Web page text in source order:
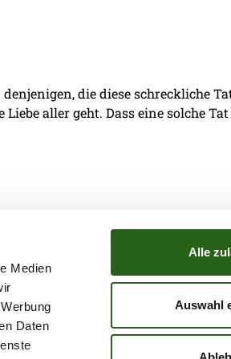
Medien
Daten
Alle
Auswahl
die diese schreckliche
aller geht. Dass eine solche
ATGB